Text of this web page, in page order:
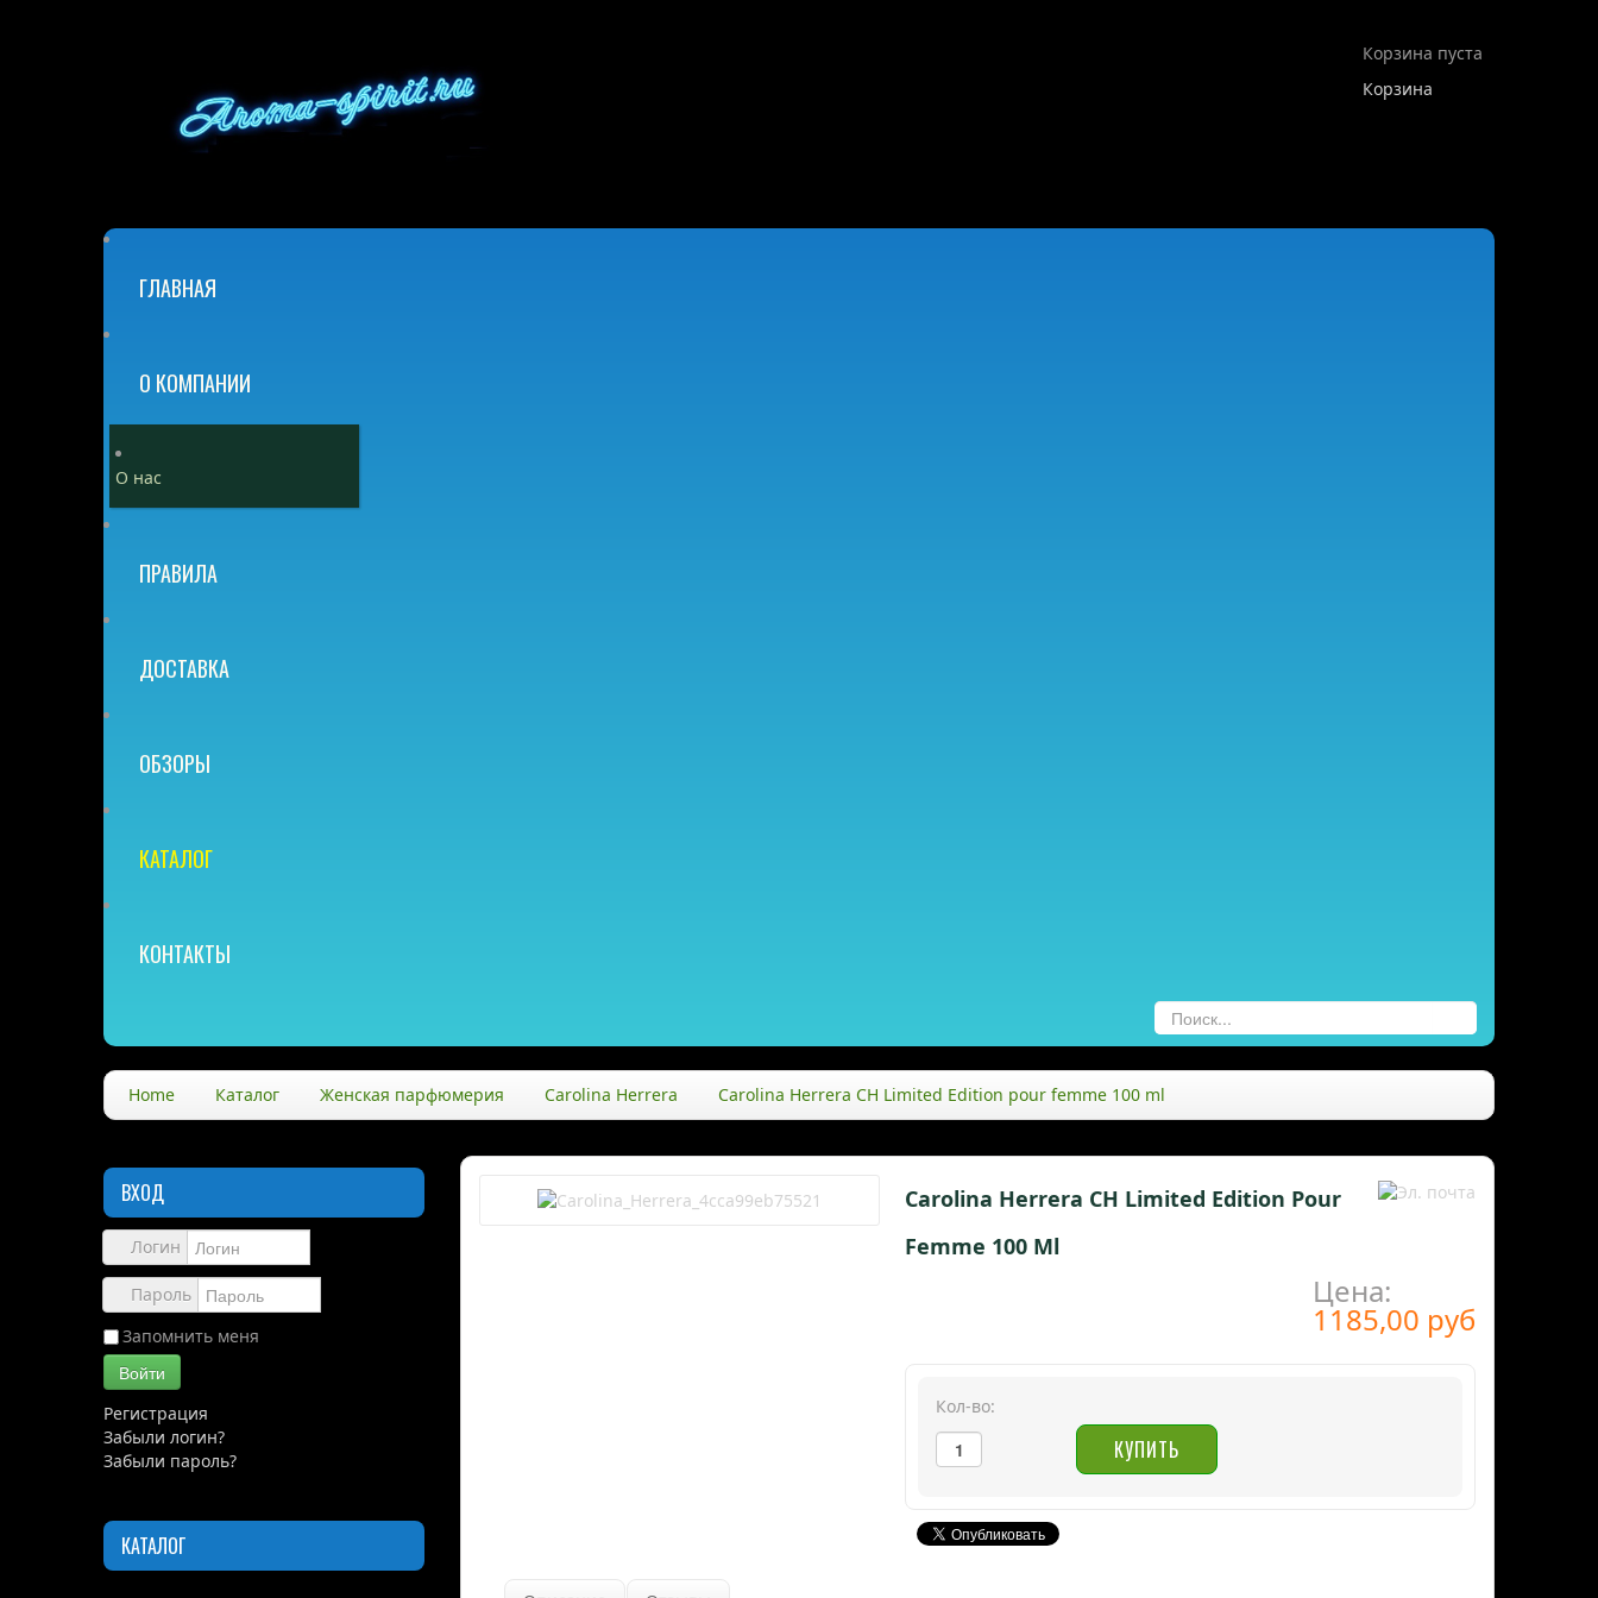
Корзина пуста
Корзина
ГЛАВНАЯ
О КОМПАНИИ
О нас
ПРАВИЛА
ДОСТАВКА
ОБЗОРЫ
КАТАЛОГ
КОНТАКТЫ
Home Каталог Женская парфюмерия Carolina Herrera Carolina Herrera CH Limited Edition pour femme 100 ml
ВХОД
Логин
Пароль
Запомнить меня
Войти
Регистрация
Забыли логин?
Забыли пароль?
КАТАЛОГ
Carolina Herrera CH Limited Edition Pour
Femme 100 Ml
Цена:
1185,00 руб
Кол-во: